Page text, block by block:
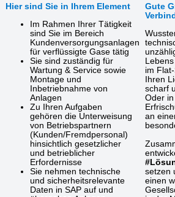
Hier sind Sie in Ihrem Element
Im Rahmen Ihrer Tätigkeit
sind Sie im Bereich
Kundenversorgungsanlagen
für verflüssigte Gase tätig
Sie sind zuständig für
Wartung & Service sowie
Montage und
Inbetriebnahme von
Anlagen
Zu Ihren Aufgaben
gehören die Unterweisung
von Betriebspartnern
(Kunden/Fremdpersonal)
hinsichtlich gesetzlicher
und betrieblicher
Erfordernisse
Sie nehmen technische
und sicherheitsrelevante
Daten in SAP auf und
Gute
im
Ihren
scharf
Oder
an
setzen
einen